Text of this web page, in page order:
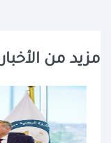
مزيد من الأخبار